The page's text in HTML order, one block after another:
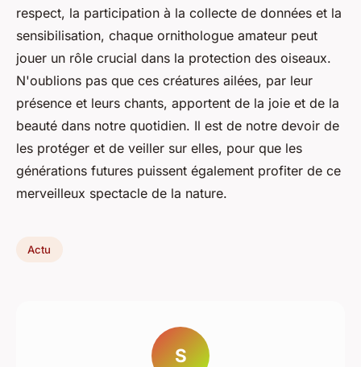
respect, la participation à la collecte de données et la
sensibilisation, chaque ornithologue amateur peut
jouer un rôle crucial dans la protection des oiseaux.
N'oublions pas que ces créatures ailées, par leur
présence et leurs chants, apportent de la joie et de la
beauté dans notre quotidien. Il est de notre devoir de
les protéger et de veiller sur elles, pour que les
générations futures puissent également profiter de ce
merveilleux spectacle de la nature.
Actu
S